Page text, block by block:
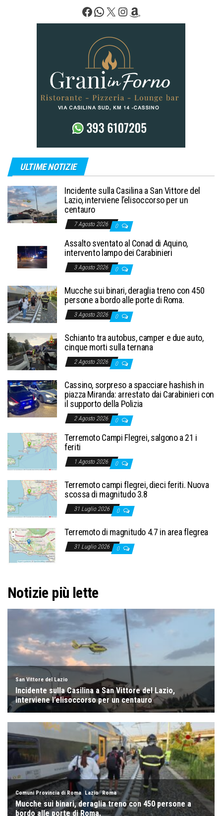
Facebook
WhatsApp
X Instagram
Amazon
ULTIME NOTIZIE
Incidente sulla Casilina a San Vittore del
Lazio, interviene l’elisoccorso per un
centauro
7 Agosto 2026 0
Assalto sventato al Conad di Aquino,
intervento lampo dei Carabinieri
3 Agosto 2026 0
Mucche sui binari, deraglia treno con 450
persone a bordo alle porte di Roma.
3 Agosto 2026 0
Schianto tra autobus, camper e due auto,
cinque morti sulla ternana
2 Agosto 2026 0
Cassino, sorpreso a spacciare hashish in
piazza Miranda: arrestato dai Carabinieri con
il supporto della Polizia
2 Agosto 2026 0
Terremoto Campi Flegrei, salgono a 21 i
feriti
1 Agosto 2026 0
Terremoto campi flegrei, dieci feriti. Nuova
scossa di magnitudo 3.8
31 Luglio 2026 0
Terremoto di magnitudo 4.7 in area flegrea
31 Luglio 2026 0
Notizie più lette